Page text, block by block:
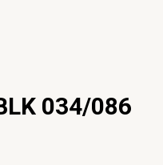
034/086